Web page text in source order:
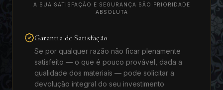
A SUA SATISFAÇÃO E SEGURANÇA SÃO PRIORIDADE
ABSOLUTA
Garantia de Satisfação
Se por qualquer razão não ficar plenamente
satisfeito — o que é pouco provável, dada a
qualidade dos materiais — pode solicitar a
devolução integral do seu investimento